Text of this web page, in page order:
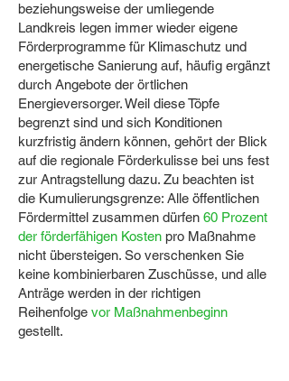
beziehungsweise der umliegende
Landkreis legen immer wieder eigene
Förderprogramme für Klimaschutz und
energetische Sanierung auf, häufig ergänzt
durch Angebote der örtlichen
Energieversorger. Weil diese Töpfe
begrenzt sind und sich Konditionen
kurzfristig ändern können, gehört der Blick
auf die regionale Förderkulisse bei uns fest
zur Antragstellung dazu. Zu beachten ist
die Kumulierungsgrenze: Alle öffentlichen
Fördermittel zusammen dürfen 60 Prozent
der förderfähigen Kosten pro Maßnahme
nicht übersteigen. So verschenken Sie
keine kombinierbaren Zuschüsse, und alle
Anträge werden in der richtigen
Reihenfolge vor Maßnahmenbeginn
gestellt.